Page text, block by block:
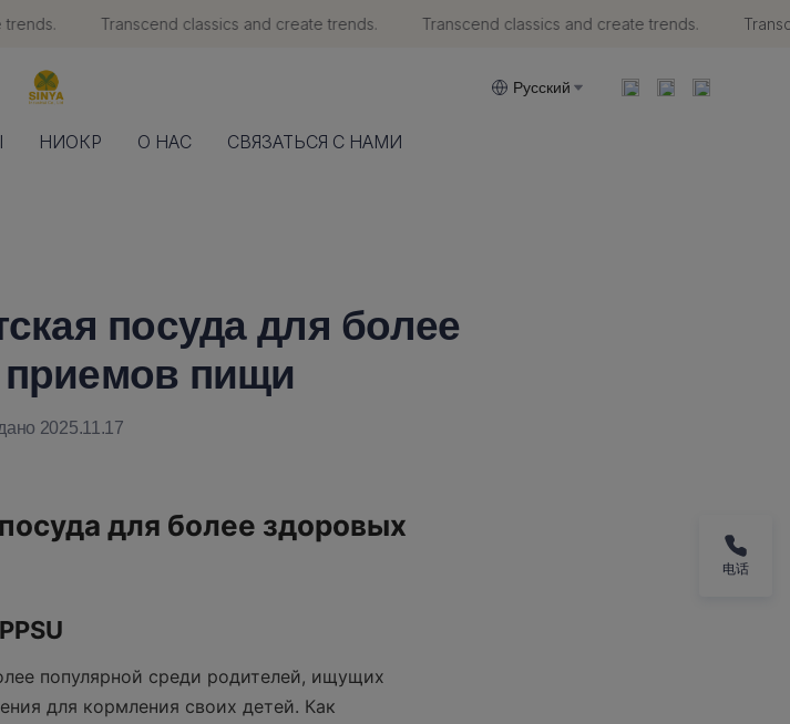
Transcend classics and create trends. Transcend classics and create trends.
Русский
НИОКР О НАС СВЯЗАТЬСЯ С НАМИ
посуда для более
пищи
2025.11.17
для более здоровых
популярной среди родителей, ищущих
для кормления своих детей. Как
电话